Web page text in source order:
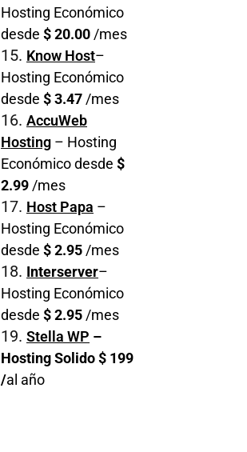
Hosting Económico
desde $ 20.00 /mes
Know Host–
Hosting Económico
desde $ 3.47 /mes
AccuWeb
Hosting – Hosting
Económico desde $
2.99 /mes
Host Papa –
Hosting Económico
desde $ 2.95 /mes
Interserver–
Hosting Económico
desde $ 2.95 /mes
Stella WP –
Hosting Solido$ 199
/al año